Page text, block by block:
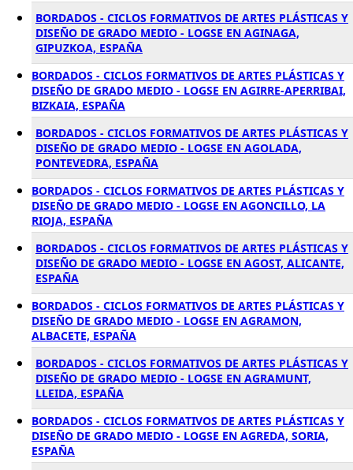
BORDADOS - CICLOS FORMATIVOS DE ARTES PLÁSTICAS Y
DISEÑO DE GRADO MEDIO - LOGSE EN AGINAGA,
GIPUZKOA, ESPAÑA
BORDADOS - CICLOS FORMATIVOS DE ARTES PLÁSTICAS Y
DISEÑO DE GRADO MEDIO - LOGSE EN AGIRRE-APERRIBAI,
BIZKAIA, ESPAÑA
BORDADOS - CICLOS FORMATIVOS DE ARTES PLÁSTICAS Y
DISEÑO DE GRADO MEDIO - LOGSE EN AGOLADA,
PONTEVEDRA, ESPAÑA
BORDADOS - CICLOS FORMATIVOS DE ARTES PLÁSTICAS Y
DISEÑO DE GRADO MEDIO - LOGSE EN AGONCILLO, LA
RIOJA, ESPAÑA
BORDADOS - CICLOS FORMATIVOS DE ARTES PLÁSTICAS Y
DISEÑO DE GRADO MEDIO - LOGSE EN AGOST, ALICANTE,
ESPAÑA
BORDADOS - CICLOS FORMATIVOS DE ARTES PLÁSTICAS Y
DISEÑO DE GRADO MEDIO - LOGSE EN AGRAMON,
ALBACETE, ESPAÑA
BORDADOS - CICLOS FORMATIVOS DE ARTES PLÁSTICAS Y
DISEÑO DE GRADO MEDIO - LOGSE EN AGRAMUNT,
LLEIDA, ESPAÑA
BORDADOS - CICLOS FORMATIVOS DE ARTES PLÁSTICAS Y
DISEÑO DE GRADO MEDIO - LOGSE EN AGREDA, SORIA,
ESPAÑA